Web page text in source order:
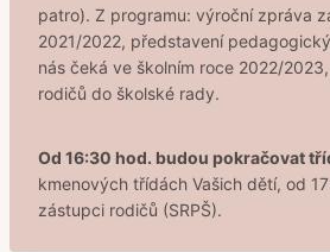
patro). Z programu: výroční zpráva
2021/2022, představení
nás čeká ve školním roce 2022/
rodičů do školské rady.
Od 16:30 hod. budou pokračovat
kmenových třídách Vašich dětí, od
zástupci rodičů (SRPŠ).